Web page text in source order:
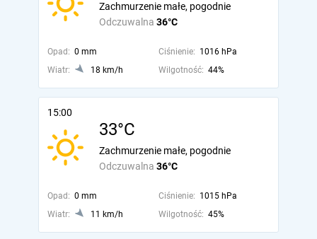
Odczuwalna 36°C
Zachmurzenie małe, pogodnie
Opad: 0 mm Ciśnienie: 1016 hPa
Wiatr:
18 km/h Wilgotność: 44%
15:00
33°C
Odczuwalna 36°C
Zachmurzenie małe, pogodnie
Opad: 0 mm Ciśnienie: 1015 hPa
Wiatr:
11 km/h Wilgotność: 45%